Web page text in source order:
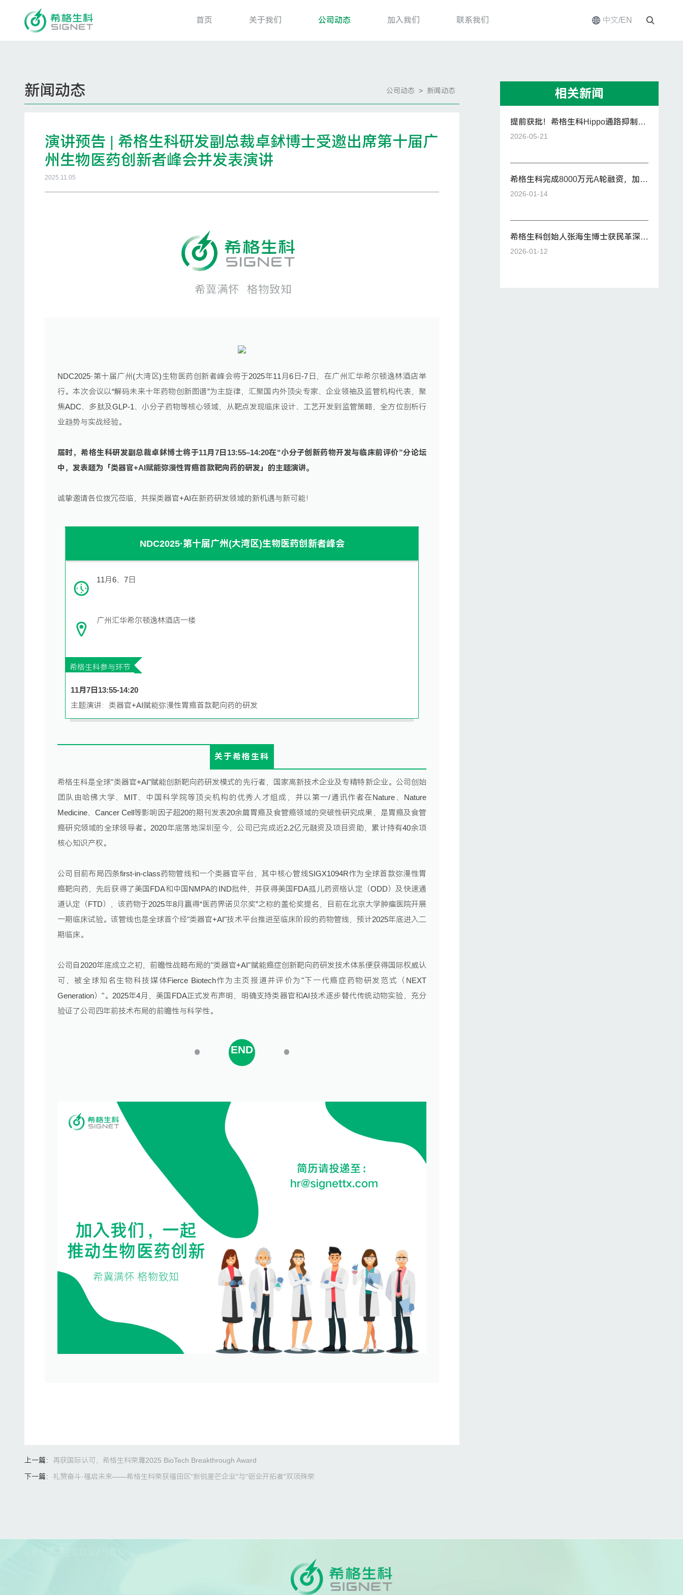
加入我们
首页 关于我们 公司动态 加入我们 联系我们 中文/EN
新闻动态 公司动态 > 新闻动态
演讲预告 | 希格生科研发副总裁卓鉥博士受邀出席第十届广
州生物医药创新者峰会并发表演讲
2025.11.05
NDC2025·第十届广州(大湾区)生物医药创新者峰会将于2025年11月6日-7日，在广州汇华希尔顿逸林酒店举
行。本次会议以“解码未来十年药物创新图谱”为主旋律，汇聚国内外顶尖专家、企业领袖及监管机构代表，聚
焦ADC、多肽及GLP-1、小分子药物等核心领域，从靶点发现临床设计、工艺开发到监管策略，全方位剖析行
业趋势与实战经验。
届时，希格生科研发副总裁卓鉥博士将于11月7日13:55–14:20在“小分子创新药物开发与临床前评价”分论坛
中，发表题为「类器官+AI赋能弥漫性胃癌首款靶向药的研发 」的主题演讲。
诚挚邀请各位拨冗莅临，共探类器官+AI在新药研发领域的新机遇与新可能！
NDC2025·第十届广州(大湾区)生物医药创新者峰会
11月6、7日
广州汇华希尔顿逸林酒店一楼
希格生科参与环节
11月7日13:55-14:20
主题演讲：类器官+AI赋能弥漫性胃癌首款靶向药的研发
关于希格生科
希格生科是全球"类器官+AI"赋能创新靶向药研发模式的先行者，国家高新技术企业及专精特新企业。公司创始
团队由哈佛大学、MIT、中国科学院等顶尖机构的优秀人才组成，并以第一/通讯作者在Nature、Nature
Medicine、Cancer Cell等影响因子超20的期刊发表20余篇胃癌及食管癌领域的突破性研究成果，是胃癌及食管
癌研究领域的全球领导者。2020年底落地深圳至今，公司已完成近2.2亿元融资及项目资助，累计持有40余项
核心知识产权。
公司目前布局四条first-in-class药物管线和一个类器官平台，其中核心管线SIGX1094R作为全球首款弥漫性胃
癌靶向药，先后获得了美国FDA和中国NMPA的IND批件，并获得美国FDA孤儿药资格认定（ODD）及快速通
道认定（FTD），该药物于2025年8月赢得“医药界诺贝尔奖”之称的盖伦奖提名，目前在北京大学肿瘤医院开展
一期临床试验。该管线也是全球首个经"类器官+AI"技术平台推进至临床阶段的药物管线，预计2025年底进入二
期临床。
公司自2020年底成立之初，前瞻性战略布局的"类器官+AI"赋能癌症创新靶向药研发技术体系便获得国际权威认
可，被全球知名生物科技媒体Fierce Biotech作为主页报道并评价为"下一代癌症药物研发范式（NEXT
Generation）"。2025年4月，美国FDA正式发布声明，明确支持类器官和AI技术逐步替代传统动物实验，充分
验证了公司四年前技术布局的前瞻性与科学性。
END
上一篇： 再获国际认可，希格生科荣膺2025 BioTech Breakthrough Award
下一篇： 礼赞奋斗·福启未来——希格生科荣获福田区“新锐星芒企业”与“砺业开拓者”双项殊荣
相关新闻
提前获批！希格生科Hippo通路抑制剂
SIGX2649获美国FDA IND批件
2026-05-21
希格生科完成8000万元A轮融资，加速
“类器官+AI”创新药管线全球临床开发
2026-01-14
希格生科创始人张海生博士获民革深圳
市委“2025年度社会服务工作先进个人
2026-01-12